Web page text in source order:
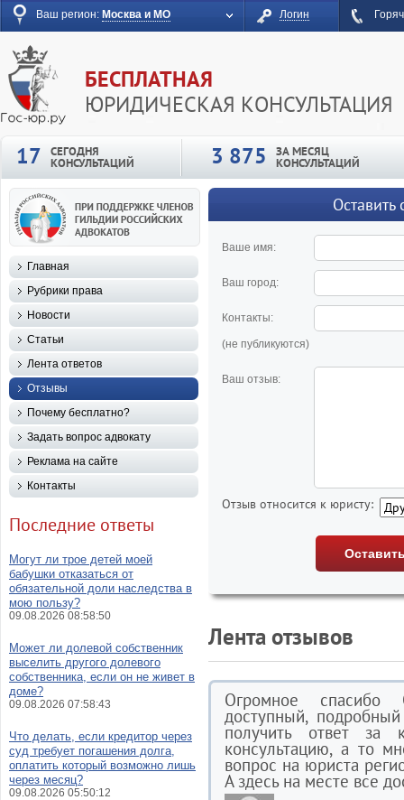
Ваш регион: Москва и МО Логин
БЕСПЛАТНАЯ
ЮРИДИЧЕСКАЯ КОНСУЛЬТАЦИЯ
17
СЕГОДНЯ
КОНСУЛЬТАЦИЙ 3 875 ЗА МЕСЯЦ
КОНСУЛЬТАЦИЙ
Ваше имя:
Ваш город:
Контакты:
(не публикуются)
Ваш отзыв:
Отзыв относится к юристу:
Лента отзывов
Огромное спасибо
доступный,
получить ответ за
консультацию, а то
вопрос на юриста
А здесь на месте все
Главная
Рубрики права
Новости
Статьи
Лента ответов
Отзывы
Почему бесплатно?
Задать вопрос адвокату
Реклама на сайте
Контакты
Последние ответы
Могут ли трое детей моей
бабушки отказаться от
обязательной доли наследства в
мою пользу?
09.08.2026 08:58:50
Может ли долевой собственник
выселить другого долевого
собственника, если он не живет в
доме?
09.08.2026 07:58:43
Что делать, если кредитор через
суд требует погашения долга,
оплатить который возможно лишь
через месяц?
09.08.2026 05:50:12